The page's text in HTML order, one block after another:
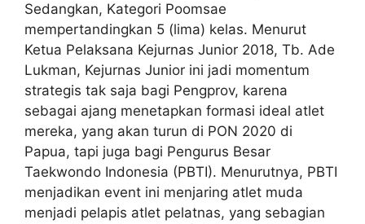
Sedangkan, Kategori Poomsae
mempertandingkan 5 (lima) kelas. Menurut
Ketua Pelaksana Kejurnas Junior 2018, Tb. Ade
Lukman, Kejurnas Junior ini jadi momentum
strategis tak saja bagi Pengprov, karena
sebagai ajang menetapkan formasi ideal atlet
mereka, yang akan turun di PON 2020 di
Papua, tapi juga bagi Pengurus Besar
Taekwondo Indonesia (PBTI). Menurutnya, PBTI
menjadikan event ini menjaring atlet muda
menjadi pelapis atlet pelatnas, yang sebagian